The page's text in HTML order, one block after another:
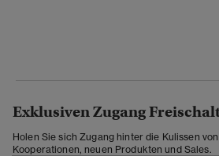
Exklusiven Zugang
Holen Sie sich Zugang hinter die Kulissen
Kooperationen, neuen Produkten und Sales.